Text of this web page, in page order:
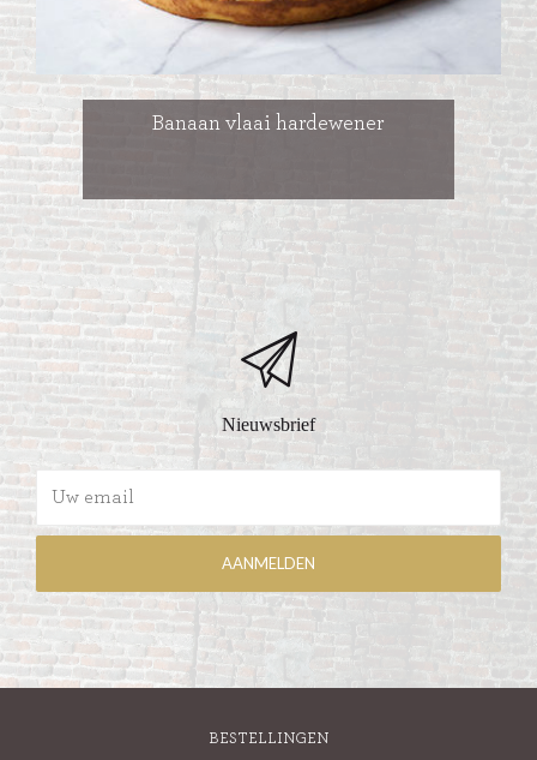
Banaan vlaai hardewener
Nieuwsbrief
BESTELLINGEN